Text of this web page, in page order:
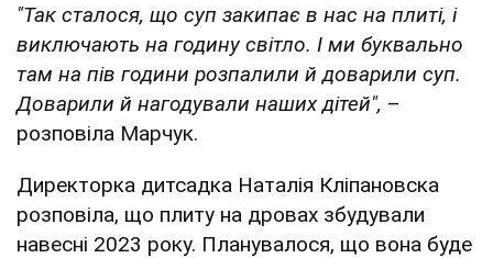
"Так сталося, що суп закипає в нас на плиті, і
виключають на годину світло. І ми буквально
там на пів години розпалили й доварили суп.
Доварили й нагодували наших дітей", –
розповіла Марчук.
Директорка дитсадка Наталія Кліпановска
розповіла, що плиту на дровах збудували
навесні 2023 року. Планувалося, що вона буде